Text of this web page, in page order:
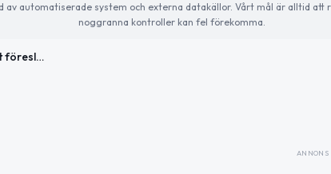
av automatiserade system och externa datakällor. Vårt mål är alltid
noggranna kontroller kan fel förekomma.
Lägre bygglovsavgift föreslås i Tierp-ärende
ANNONS